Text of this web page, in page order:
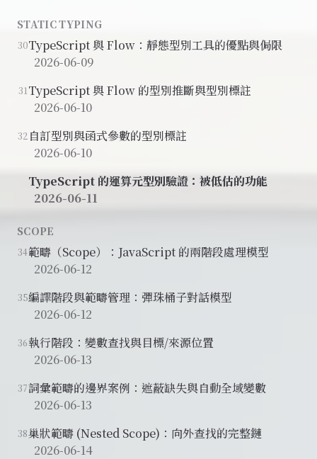
STATIC TYPING
30TypeScript 與 Flow：靜態型別工具的優點與侷限
2026-06-09
31 TypeScript 與 Flow 的型別推斷與型別標註
2026-06-10
32 自訂型別與函式參數的型別標註
2026-06-10
TypeScript 的運算元型別驗證：被低估的功能
2026-06-11
SCOPE
34範疇（Scope）：JavaScript 的兩階段處理模型
2026-06-12
35編譯階段與範疇管理：彈珠桶子對話模型
2026-06-12
36執行階段：變數查找與目標/來源位置
2026-06-13
37詞彙範疇的邊界案例：遮蔽缺失與自動全域變數
2026-06-13
38巢狀範疇 (Nested Scope)：向外查找的完整鏈
2026-06-14